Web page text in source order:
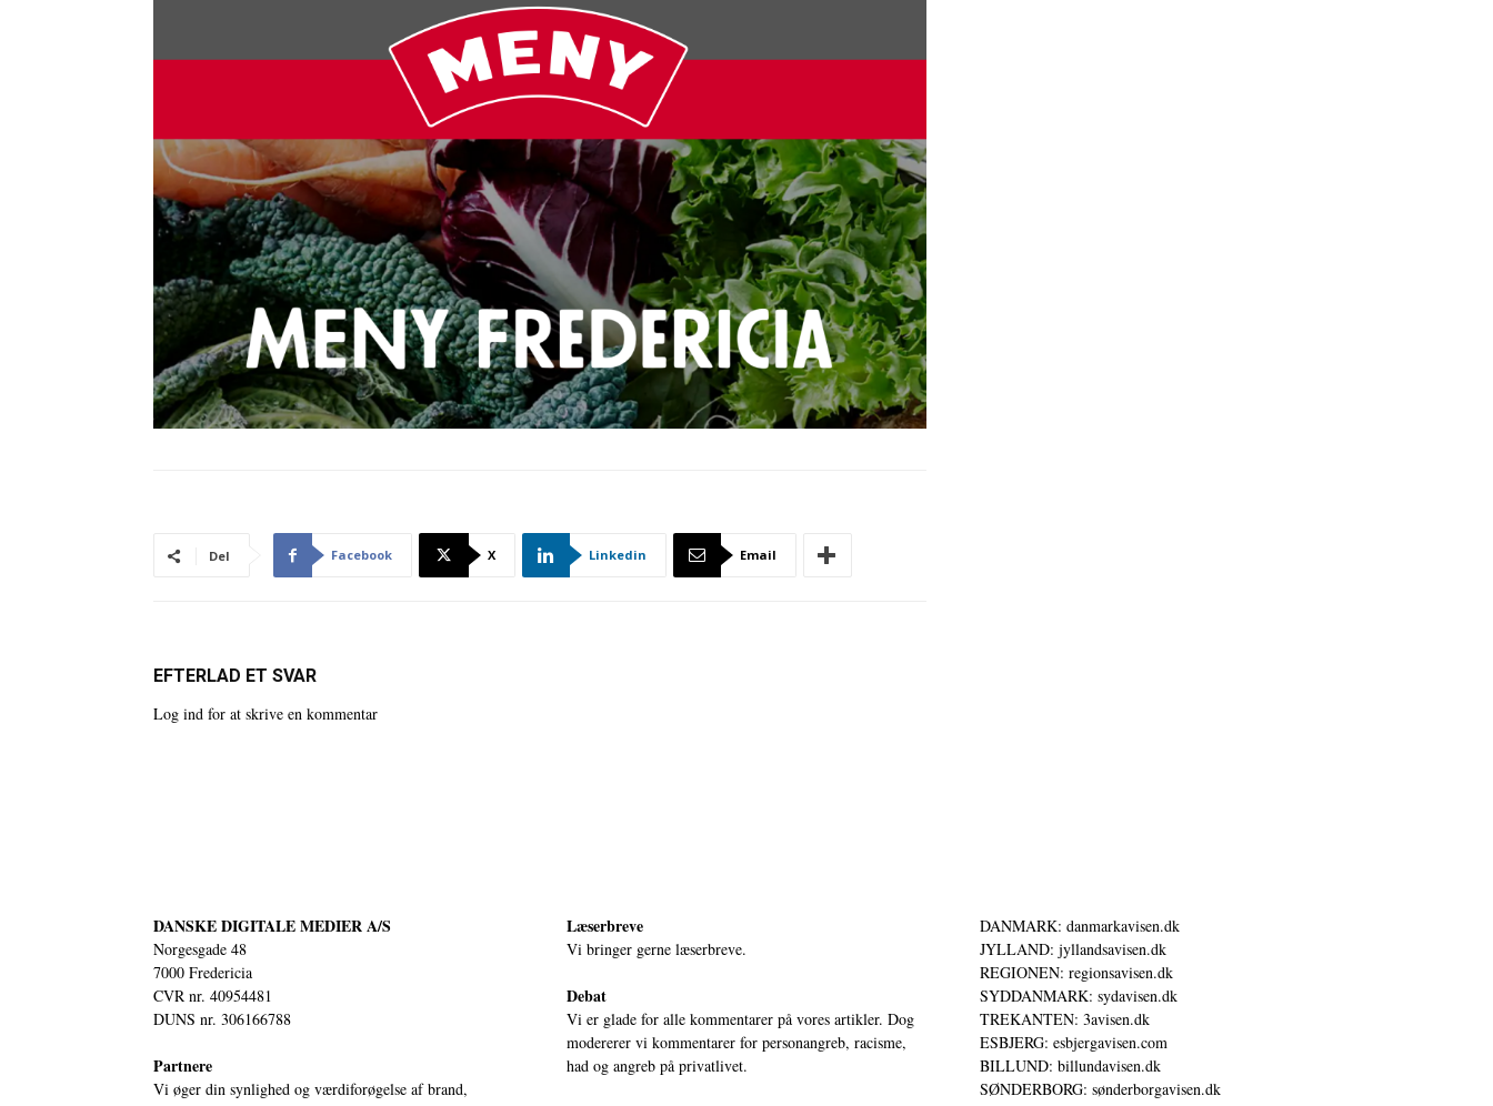
Del Facebook X Linkedin Email
EFTERLAD ET SVAR
Log ind for at skrive en kommentar
DANSKE DIGITALE MEDIER A/S
Norgesgade 48
7000 Fredericia
CVR nr. 40954481
DUNS nr. 306166788
Partnere
Vi øger din synlighed og værdiforøgelse af brand,
Læserbreve
Vi bringer gerne læserbreve.
Debat
Vi er glade for alle kommentarer på vores artikler. Dog
modererer vi kommentarer for personangreb, racisme,
had og angreb på privatlivet.
DANMARK: danmarkavisen.dk
JYLLAND: jyllandsavisen.dk
REGIONEN: regionsavisen.dk
SYDDANMARK: sydavisen.dk
TREKANTEN: 3avisen.dk
ESBJERG: esbjergavisen.com
BILLUND: billundavisen.dk
SØNDERBORG: sønderborgavisen.dk